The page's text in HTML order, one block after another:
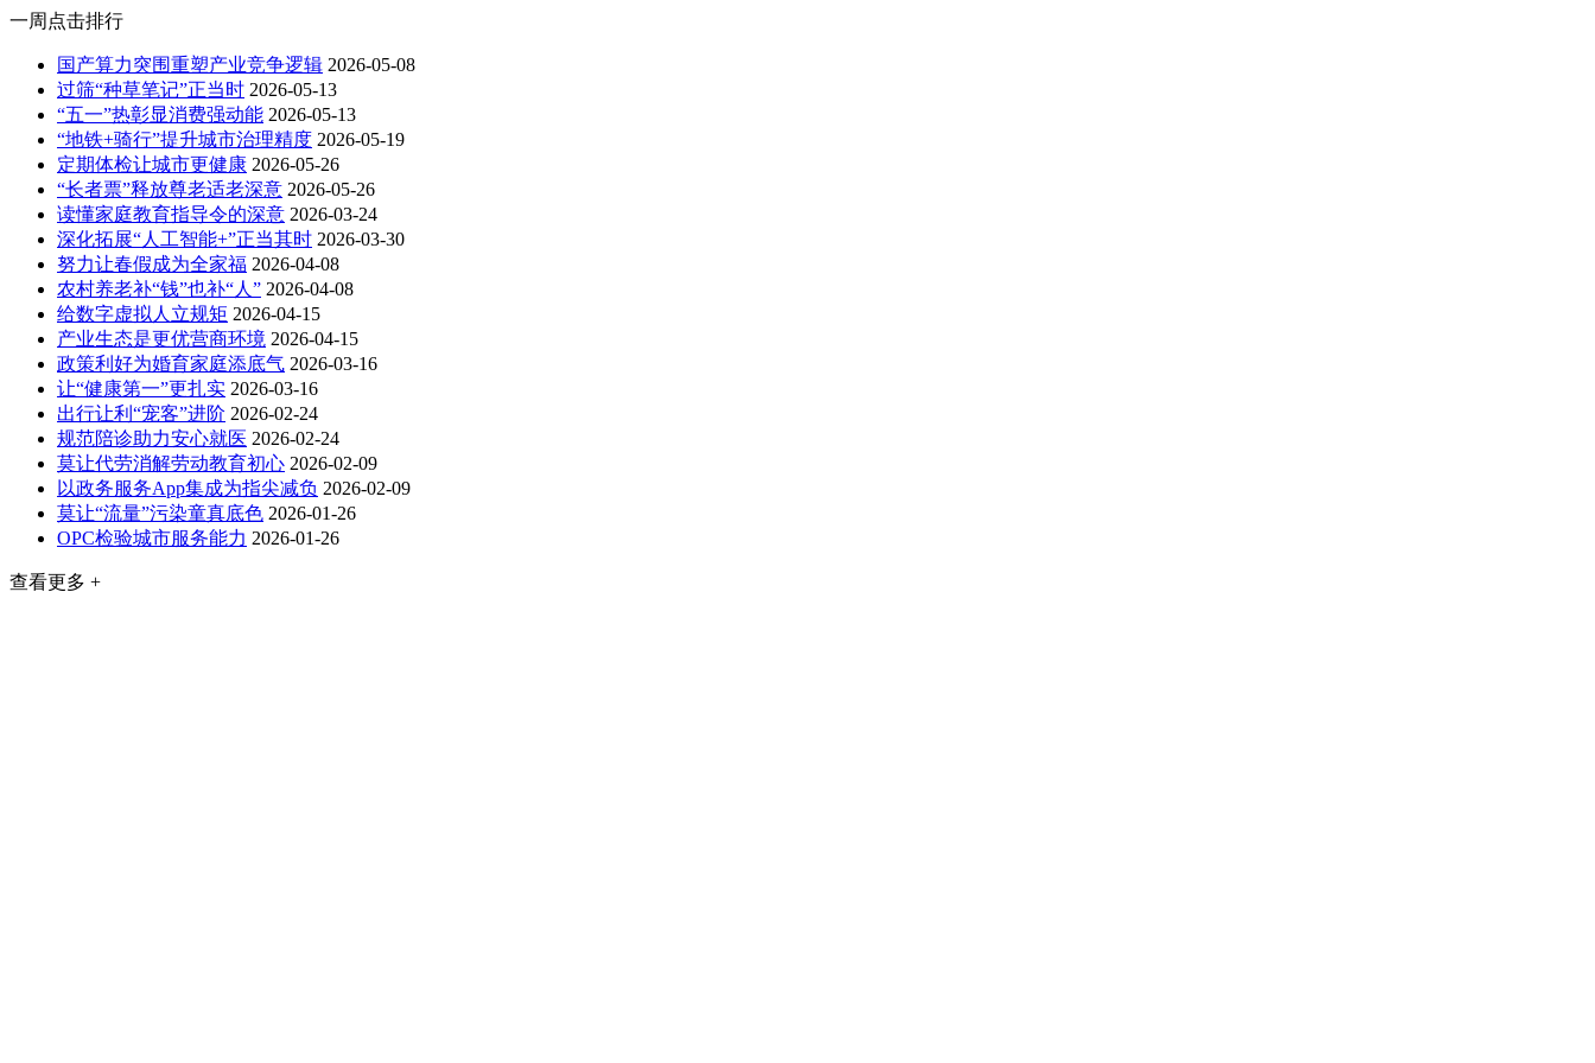
一周点击排行
国产算力突围重塑产业竞争逻辑 2026-05-08
过筛“种草笔记”正当时 2026-05-13
“五一”热彰显消费强动能 2026-05-13
“地铁+骑行”提升城市治理精度 2026-05-19
定期体检让城市更健康 2026-05-26
“长者票”释放尊老适老深意 2026-05-26
读懂家庭教育指导令的深意 2026-03-24
深化拓展“人工智能+”正当其时 2026-03-30
努力让春假成为全家福 2026-04-08
农村养老补“钱”也补“人” 2026-04-08
给数字虚拟人立规矩 2026-04-15
产业生态是更优营商环境 2026-04-15
政策利好为婚育家庭添底气 2026-03-16
让“健康第一”更扎实 2026-03-16
出行让利“宠客”进阶 2026-02-24
规范陪诊助力安心就医 2026-02-24
莫让代劳消解劳动教育初心 2026-02-09
以政务服务App集成为指尖减负 2026-02-09
莫让“流量”污染童真底色 2026-01-26
OPC检验城市服务能力 2026-01-26
查看更多 +